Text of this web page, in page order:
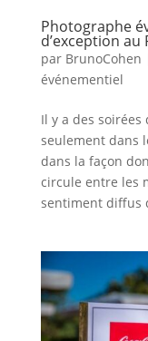
Photographe
d’exception au
par BrunoCohen
événementiel
Il y a des soirées
seulement dans
dans la façon
circule entre les
sentiment diffus